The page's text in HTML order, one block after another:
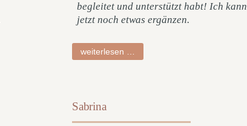
begleitet und unterstützt habt! Ich kann
jetzt noch etwas ergänzen.
weiterlesen …
Sabrina